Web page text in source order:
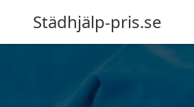
Städhjälp-pris.se